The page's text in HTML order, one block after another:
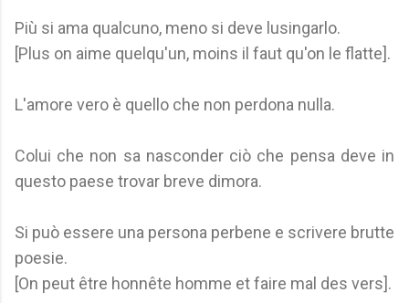
Più si ama qualcuno, meno si deve lusingarlo.
[Plus on aime quelqu'un, moins il faut qu'on le flatte].
L'amore vero è quello che non perdona nulla.
Colui che non sa nasconder ciò che pensa deve in
questo paese trovar breve dimora.
Si può essere una persona perbene e scrivere brutte
poesie.
[On peut être honnête homme et faire mal des vers].